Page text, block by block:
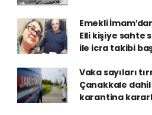
Emekli
Elli kişiye sahte
ile icra takibi
Vaka sayıları
Çanakkale dahil
karantina